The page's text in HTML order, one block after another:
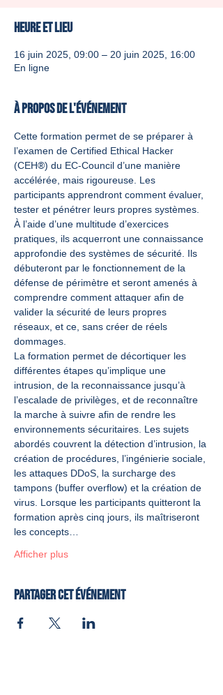
Heure et lieu
16 juin 2025, 09:00 – 20 juin 2025, 16:00
En ligne
À propos de l'événement
Cette formation permet de se préparer à
l’examen de Certified Ethical Hacker
(CEH®) du EC-Council d’une manière
accélérée, mais rigoureuse. Les
participants apprendront comment évaluer,
tester et pénétrer leurs propres systèmes.
À l’aide d’une multitude d’exercices
pratiques, ils acquerront une connaissance
approfondie des systèmes de sécurité. Ils
débuteront par le fonctionnement de la
défense de périmètre et seront amenés à
comprendre comment attaquer afin de
valider la sécurité de leurs propres
réseaux, et ce, sans créer de réels
dommages.
La formation permet de décortiquer les
différentes étapes qu’implique une
intrusion, de la reconnaissance jusqu’à
l’escalade de privilèges, et de reconnaître
la marche à suivre afin de rendre les
environnements sécuritaires. Les sujets
abordés couvrent la détection d’intrusion, la
création de procédures, l’ingénierie sociale,
les attaques DDoS, la surcharge des
tampons (buffer overflow) et la création de
virus. Lorsque les participants quitteront la
formation après cinq jours, ils maîtriseront
les concepts…
Afficher plus
Partager cet événement